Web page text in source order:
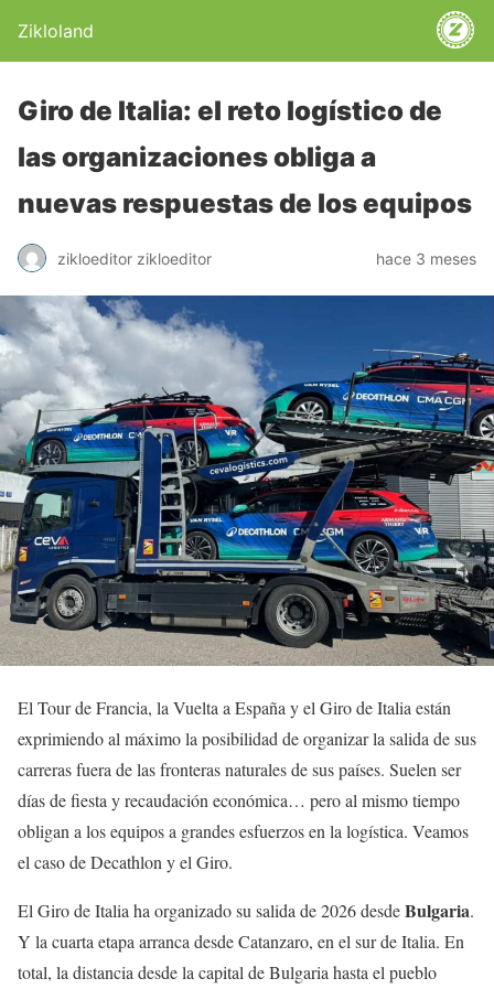
Zikloland
Giro de Italia: el reto logístico de
las organizaciones obliga a
nuevas respuestas de los equipos
zikloeditor zikloeditor hace 3 meses
El Tour de Francia, la Vuelta a España y el Giro de Italia están
exprimiendo al máximo la posibilidad de organizar la salida de sus
carreras fuera de las fronteras naturales de sus países. Suelen ser
días de fiesta y recaudación económica… pero al mismo tiempo
obligan a los equipos a grandes esfuerzos en la logística. Veamos
el caso de Decathlon y el Giro.
El Giro de Italia ha organizado su salida de 2026 desdeBulgaria.
Y la cuarta etapa arranca desde Catanzaro, en el sur de Italia. En
total, la distancia desde la capital de Bulgaria hasta el pueblo